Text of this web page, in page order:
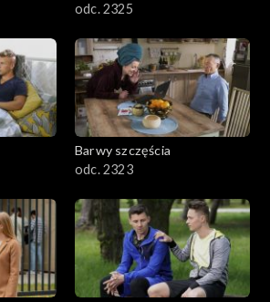
odc. 2325
Barwy szczęścia
odc. 2323